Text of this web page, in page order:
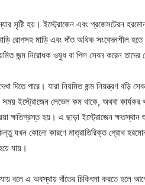
সৃষ্টি হয়। ইস্ট্রোজেন এবং প্রজেসটেরন
রোগসহ মাড়ি এবং দাঁত অধিক সংবেদনশীল
জন্ম নিরোধক ওষুধ বা পিল সেবন করেন তাদের
দিতে পারে। যারা নিয়মিত জন্ম নিয়ন্ত্রণ বড়ি
ইস্ট্রোজেন লেভেল কম থাকে, অথবা কার্যকর
ক্ষতিগ্রস্ত হয়। এ ছাড়া ইস্ট্রোজেন ক্ষতস্থান
যখন কোনো কারণে মাত্রাতিরিক্ত গ্রোথ হরমোন
যায়।
যায় বলে এ অবস্থায় দাঁতের চিকিৎসা করতে হলে